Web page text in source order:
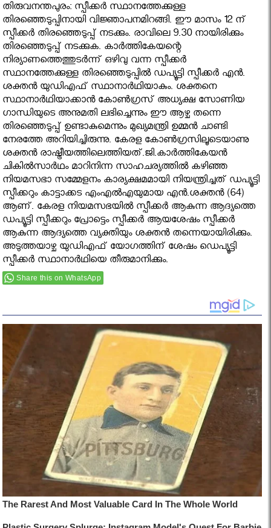
തിരുവനന്തപുരം: സ്പീക്കര്‍ സ്ഥാനത്തേക്കുള്ള
തിരഞ്ഞെടുപ്പിനായി വിജ്ഞാപനമിറങ്ങി. ഈ മാസം 12 ന്
സ്പീക്കർ തിരഞ്ഞെടുപ്പ് നടക്കും. രാവിലെ 9.30 നായിരിക്കും
തിരഞ്ഞെടുപ്പ് നടക്കുക. കാർത്തികേയന്റെ
നിര്യാണത്തെത്തുടർന്ന് ഒഴിവു വന്ന സ്പീക്കർ
സ്ഥാനത്തേക്കുള്ള തിരഞ്ഞെടുപ്പിൽ ഡപ്യൂട്ടി സ്പീക്കർ എൻ.
ശക്തൻ യുഡിഎഫ് സ്ഥാനാർഥിയാകും. ശക്തനെ
സ്ഥാനാർഥിയാക്കാൻ കോൺഗ്രസ് അധ്യക്ഷ സോണിയ
ഗാന്ധിയുടെ അനുമതി ലഭിച്ചെന്നും ഈ ആഴ്ച തന്നെ
തിരഞ്ഞെടുപ്പ് ഉണ്ടാകുമെന്നും മുഖ്യമന്ത്രി ഉമ്മൻ ചാണ്ടി
നേരത്തേ അറിയിച്ചിരുന്നു. കേരള കോൺഗ്രസിലൂടെയാണു
ശക്തൻ രാഷ്ട്രീയത്തിലെത്തിയത്.ജി.കാർത്തികേയൻ
ചികിൽസാർഥം മാറിനിന്ന സാഹചര്യത്തിൽ കഴിഞ്ഞ
നിയമസഭാ സമ്മേളനം കാര്യക്ഷമമായി നിയന്ത്രിച്ചത് ഡപ്യൂട്ടി
സ്പീക്കറും കാട്ടാക്കട എംഎൽഎയുമായ എൻ.ശക്തൻ (64)
ആണ്. കേരള നിയമസഭയിൽ സ്പീക്കർ ആകുന്ന ആദ്യത്തെ
ഡപ്യൂട്ടി സ്പീക്കറും പ്രോട്ടെം സ്പീക്കർ ആയശേഷം സ്പീക്കർ
ആകുന്ന ആദ്യത്തെ വ്യക്തിയും ശക്തൻ തന്നെയായിരിക്കും.
അടുത്തയാഴ്ച യുഡിഎഫ് യോഗത്തിന് ശേഷം ഡെപ്യൂട്ടി
സ്പീക്കർ സ്ഥാനാർഥിയെ തീരുമാനിക്കും.
Share this on WhatsApp